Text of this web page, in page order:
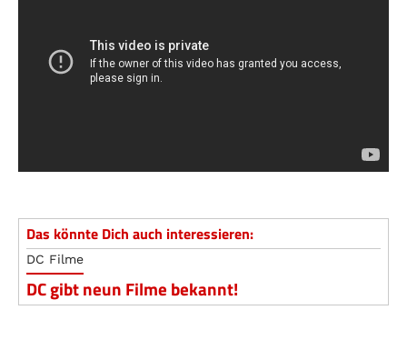
Das könnte Dich auch interessieren:
DC Filme
DC gibt neun Filme bekannt!